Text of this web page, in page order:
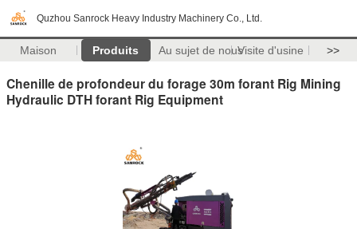
Quzhou Sanrock Heavy Industry Machinery Co., Ltd.
Maison Produits Au sujet de nousVisite d'usine >>
Chenille de profondeur du forage 30m forant Rig Mining
Hydraulic DTH forant Rig Equipment